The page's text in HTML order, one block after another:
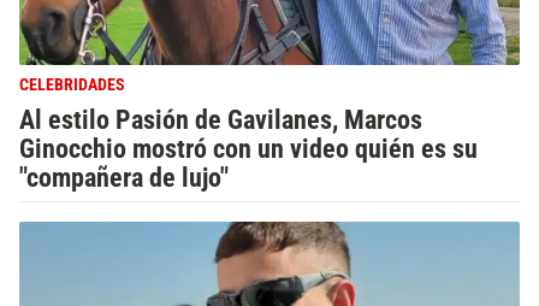
CELEBRIDADES
Al estilo Pasión de Gavilanes, Marcos
Ginocchio mostró con un video quién es su
"compañera de lujo"